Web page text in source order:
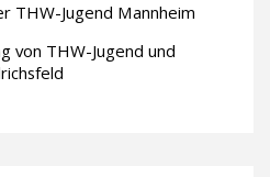
THW-Jugend Mannheim
von THW-Jugend und